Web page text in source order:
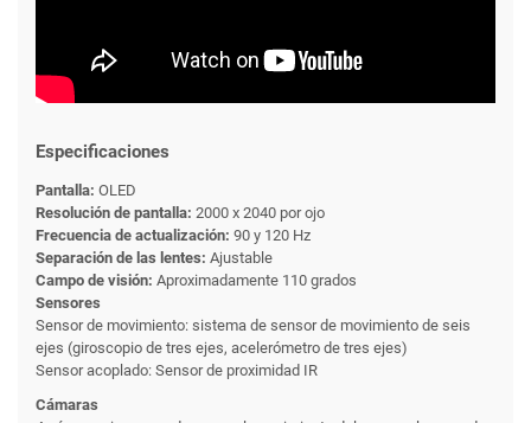
Especificaciones
Pantalla: OLED
Resolución de pantalla: 2000 x 2040 por ojo
Frecuencia de actualización: 90 y 120 Hz
Separación de las lentes: Ajustable
Campo de visión: Aproximadamente 110 grados
Sensores
Sensor de movimiento: sistema de sensor de movimiento de seis
ejes (giroscopio de tres ejes, acelerómetro de tres ejes)
Sensor acoplado: Sensor de proximidad IR
Cámaras